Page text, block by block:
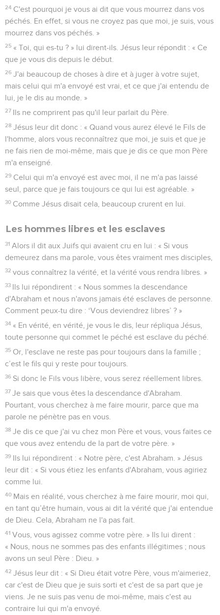
24 C'est pourquoi je vous ai dit que vous mourrez dans vos
péchés. En effet, si vous ne croyez pas que moi, je suis, vous
mourrez dans vos péchés. »
25 « Toi, qui es-tu ? » lui dirent-ils. Jésus leur répondit : « Ce
que je vous dis depuis le début.
26 J'ai beaucoup de choses à dire et à juger à votre sujet,
mais celui qui m'a envoyé est vrai, et ce que j'ai entendu de
lui, je le dis au monde. »
27 Ils ne comprirent pas qu'il leur parlait du Père.
28 Jésus leur dit donc : « Quand vous aurez élevé le Fils de
l'homme, alors vous reconnaîtrez que moi, je suis et que je
ne fais rien de moi-même, mais que je dis ce que mon Père
m'a enseigné.
29 Celui qui m'a envoyé est avec moi, il ne m'a pas laissé
seul, parce que je fais toujours ce qui lui est agréable. »
30 Comme Jésus disait cela, beaucoup crurent en lui.
Les hommes libres et les esclaves
31 Alors il dit aux Juifs qui avaient cru en lui : « Si vous
demeurez dans ma parole, vous êtes vraiment mes disciples,
32 vous connaîtrez la vérité, et la vérité vous rendra libres. »
33 Ils lui répondirent : « Nous sommes la descendance
d'Abraham et nous n'avons jamais été esclaves de personne.
Comment peux-tu dire : ‘Vous deviendrez libres’ ? »
34 « En vérité, en vérité, je vous le dis, leur répliqua Jésus,
toute personne qui commet le péché est esclave du péché.
35 Or, l'esclave ne reste pas pour toujours dans la famille ;
c’est le fils qui y reste pour toujours.
36 Si donc le Fils vous libère, vous serez réellement libres.
37 Je sais que vous êtes la descendance d'Abraham.
Pourtant, vous cherchez à me faire mourir, parce que ma
parole ne pénètre pas en vous.
38 Je dis ce que j'ai vu chez mon Père et vous, vous faites ce
que vous avez entendu de la part de votre père. »
39 Ils lui répondirent : « Notre père, c'est Abraham. » Jésus
leur dit : « Si vous étiez les enfants d'Abraham, vous agiriez
comme lui.
40 Mais en réalité, vous cherchez à me faire mourir, moi qui,
en tant qu’être humain, vous ai dit la vérité que j'ai entendue
de Dieu. Cela, Abraham ne l'a pas fait.
41 Vous, vous agissez comme votre père. » Ils lui dirent :
« Nous, nous ne sommes pas des enfants illégitimes ; nous
avons un seul Père : Dieu. »
42 Jésus leur dit : « Si Dieu était votre Père, vous m'aimeriez,
car c'est de Dieu que je suis sorti et c'est de sa part que je
viens. Je ne suis pas venu de moi-même, mais c'est au
contraire lui qui m'a envoyé.